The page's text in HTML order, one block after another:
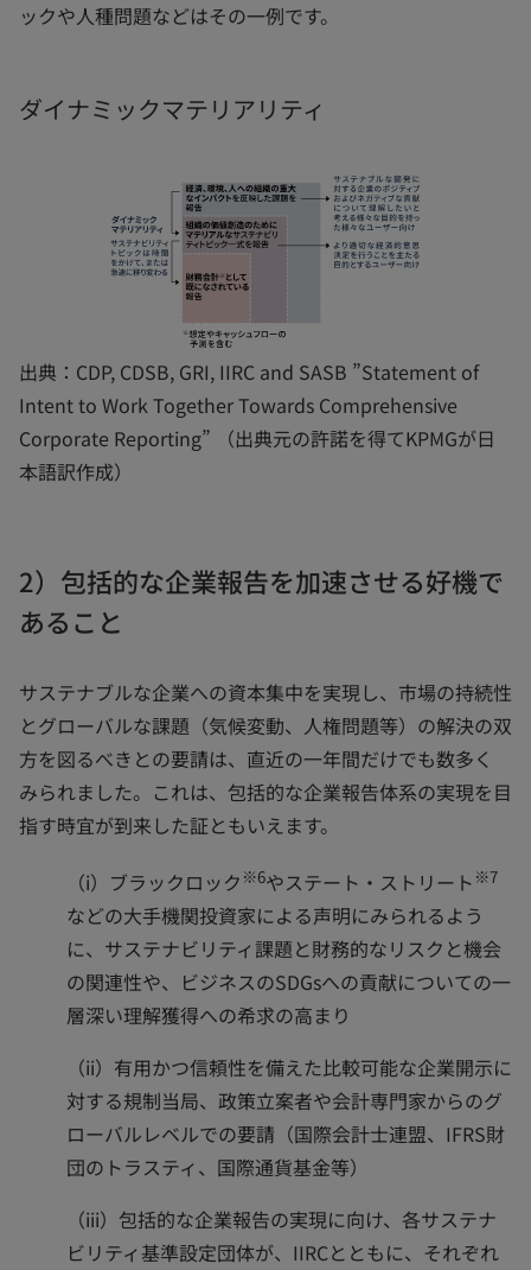
ックや人種問題などはその一例です。
ダイナミックマテリアリティ
出典：CDP, CDSB, GRI, IIRC and SASB ”Statement of
Intent to Work Together Towards Comprehensive
Corporate Reporting” （出典元の許諾を得てKPMGが日
本語訳作成）
2）包括的な企業報告を加速させる好機で
あること
サステナブルな企業への資本集中を実現し、市場の持続性
とグローバルな課題（気候変動、人権問題等）の解決の双
方を図るべきとの要請は、直近の一年間だけでも数多く
みられました。これは、包括的な企業報告体系の実現を目
指す時宜が到来した証ともいえます。
（i）ブラックロック ※6やステート・ストリート ※7
などの大手機関投資家による声明にみられるよう
に、サステナビリティ課題と財務的なリスクと機会
の関連性や、ビジネスのSDGsへの貢献についての一
層深い理解獲得への希求の高まり
（ii）有用かつ信頼性を備えた比較可能な企業開示に
対する規制当局、政策立案者や会計専門家からのグ
ローバルレベルでの要請（国際会計士連盟、IFRS財
団のトラスティ、国際通貨基金等）
（iii）包括的な企業報告の実現に向け、各サステナ
ビリティ基準設定団体が、IIRCとともに、それぞれ